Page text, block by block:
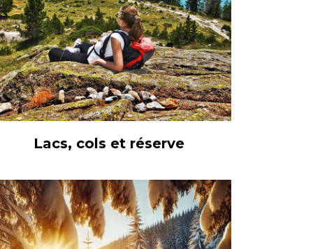
Lacs, cols et réserve